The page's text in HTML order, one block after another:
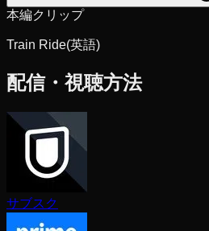
本編クリップ
Train Ride(英語)
配信・視聴方法
サブスク